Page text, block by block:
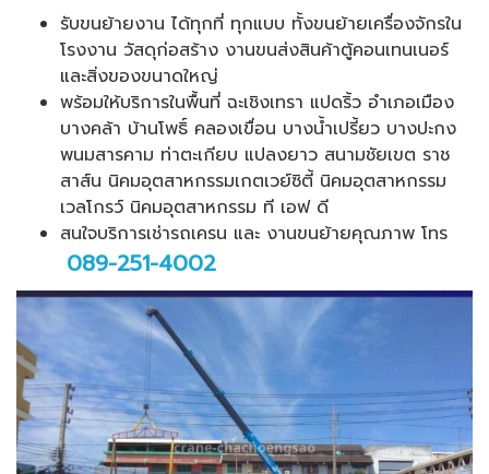
รับขนย้ายงาน ได้ทุกที่ ทุกแบบ ทั้งขนย้ายเครื่องจักรใน
โรงงาน วัสดุก่อสร้าง งานขนส่งสินค้าตู้คอนเทนเนอร์
และสิ่งของขนาดใหญ่
พร้อมให้บริการในพื้นที่ ฉะเชิงเทรา แปดริ้ว อำเภอเมือง
บางคล้า บ้านโพธิ์ คลองเขื่อน บางน้ำเปรี้ยว บางปะกง
พนมสารคาม ท่าตะเกียบ แปลงยาว สนามชัยเขต ราช
สาส์น นิคมอุตสาหกรรมเกตเวย์ซิตี้ นิคมอุตสาหกรรม
เวลโกรว์ นิคมอุตสาหกรรม ที เอฟ ดี
สนใจบริการเช่ารถเครน และ งานขนย้ายคุณภาพ โทร
089-251-4002